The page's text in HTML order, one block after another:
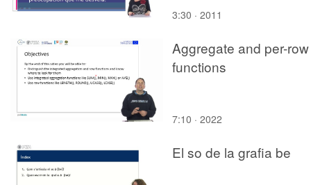
3:30 · 2011
Aggregate and per-row
functions
7:10 · 2022
El so de la grafia be